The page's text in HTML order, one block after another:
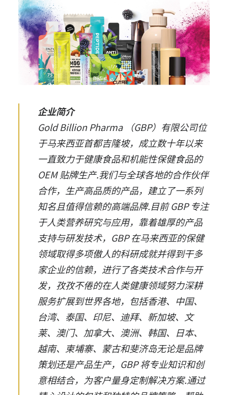
企业简介
Gold Billion Pharma （GBP）有限公司位
于马来西亚首都吉隆坡，成立数十年以来
一直致力于健康食品和机能性保健食品的
OEM 贴牌生产.我们与全球各地的合作伙伴
合作，生产高品质的产品，建立了一系列
知名且值得信赖的高端品牌.目前 GBP 专注
于人类营养研究与应用，靠着雄厚的产品
支持与研发技术，GBP 在马来西亚的保健
领域取得多项傲人的科研成就并得到干多
家企业的信赖，进行了各类技术合作与开
发，孜孜不倦的在人类健康领域努力深耕
服务扩展到世界各地，包括香港、中国、
台湾、泰国、印尼、迪拜、新加坡、文
莱、澳门、加拿大、澳洲、韩国、日本、
越南、柬埔寨、蒙古和斐济岛无论是品牌
策划还是产品生产，GBP 将专业知识和创
意相结合，为客户量身定制解决方案.通过